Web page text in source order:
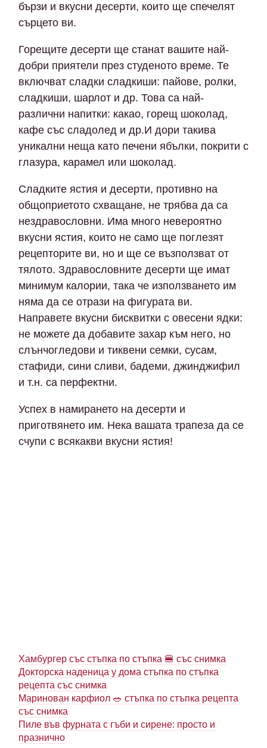
бързи и вкусни десерти, които ще спечелят
сърцето ви.
Горещите десерти ще станат вашите най-
добри приятели през студеното време. Те
включват сладки сладкиши: пайове, ролки,
сладкиши, шарлот и др. Това са най-
различни напитки: какао, горещ шоколад,
кафе със сладолед и др.И дори такива
уникални неща като печени ябълки, покрити с
глазура, карамел или шоколад.
Сладките ястия и десерти, противно на
общоприетото схващане, не трябва да са
нездравословни. Има много невероятно
вкусни ястия, които не само ще поглезят
рецепторите ви, но и ще се възползват от
тялото. Здравословните десерти ще имат
минимум калории, така че използването им
няма да се отрази на фигурата ви.
Направете вкусни бисквитки с овесени ядки:
не можете да добавите захар към него, но
слънчогледови и тиквени семки, сусам,
стафиди, сини сливи, бадеми, джинджифил
и т.н. са перфектни.
Успех в намирането на десерти и
приготвянето им. Нека вашата трапеза да се
счупи с всякакви вкусни ястия!
Хамбургер със стъпка по стъпка 🍔 със снимка
Докторска наденица у дома стъпка по стъпка
рецепта със снимка
Маринован карфиол 🥗 стъпка по стъпка рецепта
със снимка
Пиле във фурната с гъби и сирене: просто и
празнично